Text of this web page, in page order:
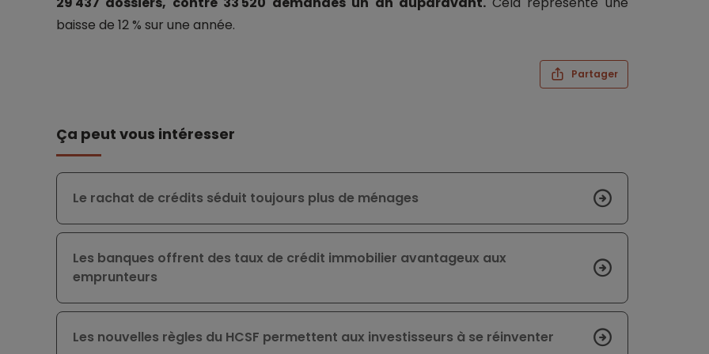
baisse de 12 % sur une année.
Partager
Ça peut vous intéresser
Le rachat de crédits séduit toujours plus de ménages
Les banques offrent des taux de crédit immobilier avantageux aux
emprunteurs
Les nouvelles règles du HCSF permettent aux investisseurs à se réinventer